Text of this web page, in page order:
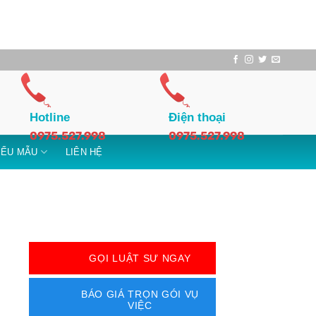
Hotline
0975.527.998
Điện thoại
0975.527.998
MẪU LIÊN HỆ
GỌI LUẬT SƯ NGAY
BÁO GIÁ TRỌN GÓI VỤ
VIỆC